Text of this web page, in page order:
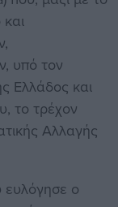
υπό τον
Ελλάδος και
το τρέχον
Αλλαγής
ευλόγησε ο